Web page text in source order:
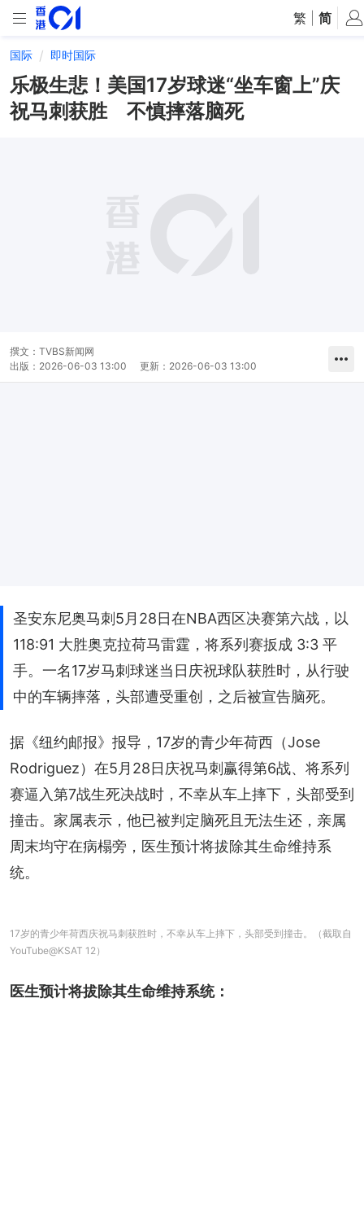
繁 简
国际 即时国际
乐极生悲！美国17岁球迷“坐车窗上”庆
祝马刺获胜 不慎摔落脑死
撰文： TVBS新闻网
出版： 2026-06-03 13:00 更新： 2026-06-03 13:00
圣安东尼奥马刺5月28日在NBA西区决赛第六战，以
118:91 大胜奥克拉荷马雷霆，将系列赛扳成 3:3 平
手。一名17岁马刺球迷当日庆祝球队获胜时，从行驶
中的车辆摔落，头部遭受重创，之后被宣告脑死。
据《纽约邮报》报导，17岁的青少年荷西（Jose
Rodriguez）在5月28日庆祝马刺赢得第6战、将系列
赛逼入第7战生死决战时，不幸从车上摔下，头部受到
撞击。家属表示，他已被判定脑死且无法生还，亲属
周末均守在病榻旁，医生预计将拔除其生命维持系
统。
17岁的青少年荷西庆祝马刺获胜时，不幸从车上摔下，头部受到撞击。（截取自
YouTube@KSAT 12）
医生预计将拔除其生命维持系统：